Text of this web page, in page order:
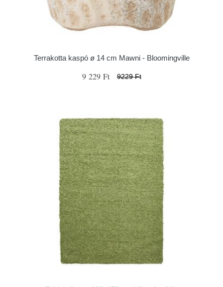
Terrakotta kaspó ø 14 cm Mawni - Bloomingville
9 229 Ft 9229 Ft